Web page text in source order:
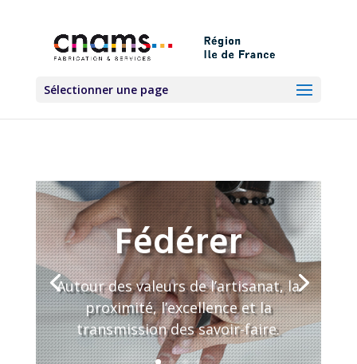
Sélectionner une page
Fédérer
Autour des valeurs de l’artisanat, la
proximité, l’excellence et la
transmission des savoir-faire.